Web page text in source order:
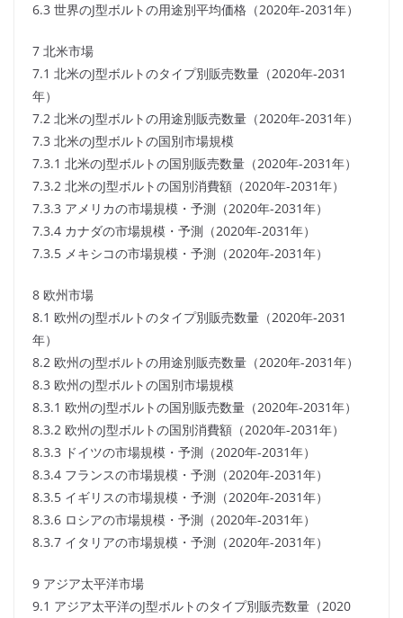
6.3 世界のJ型ボルトの用途別平均価格（2020年-2031年）
7 北米市場
7.1 北米のJ型ボルトのタイプ別販売数量（2020年-2031
年）
7.2 北米のJ型ボルトの用途別販売数量（2020年-2031年）
7.3 北米のJ型ボルトの国別市場規模
7.3.1 北米のJ型ボルトの国別販売数量（2020年-2031年）
7.3.2 北米のJ型ボルトの国別消費額（2020年-2031年）
7.3.3 アメリカの市場規模・予測（2020年-2031年）
7.3.4 カナダの市場規模・予測（2020年-2031年）
7.3.5 メキシコの市場規模・予測（2020年-2031年）
8 欧州市場
8.1 欧州のJ型ボルトのタイプ別販売数量（2020年-2031
年）
8.2 欧州のJ型ボルトの用途別販売数量（2020年-2031年）
8.3 欧州のJ型ボルトの国別市場規模
8.3.1 欧州のJ型ボルトの国別販売数量（2020年-2031年）
8.3.2 欧州のJ型ボルトの国別消費額（2020年-2031年）
8.3.3 ドイツの市場規模・予測（2020年-2031年）
8.3.4 フランスの市場規模・予測（2020年-2031年）
8.3.5 イギリスの市場規模・予測（2020年-2031年）
8.3.6 ロシアの市場規模・予測（2020年-2031年）
8.3.7 イタリアの市場規模・予測（2020年-2031年）
9 アジア太平洋市場
9.1 アジア太平洋のJ型ボルトのタイプ別販売数量（2020